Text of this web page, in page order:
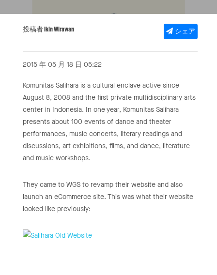
投稿者 Ikin Wirawan シェア
2015 年 05 月 18 日 05:22
Komunitas Salihara is a cultural enclave active since
August 8, 2008 and the first private multidisciplinary arts
center in Indonesia. In one year, Komunitas Salihara
presents about 100 events of dance and theater
performances, music concerts, literary readings and
discussions, art exhibitions, films, and dance, literature
and music workshops.
They came to WGS to revamp their website and also
launch an eCommerce site. This was what their website
looked like previously: